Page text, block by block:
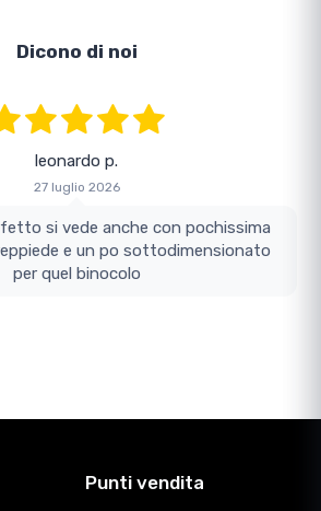
Dicono di noi
leonardo p.
27 luglio 2026
pochissima
e un po sottodimensionato
per quel binocolo
Punti vendita